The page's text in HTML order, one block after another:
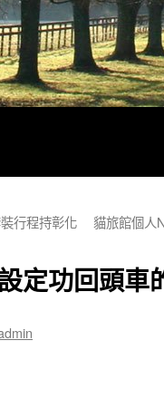
行程持彰化
貓旅館個人
定功回頭車